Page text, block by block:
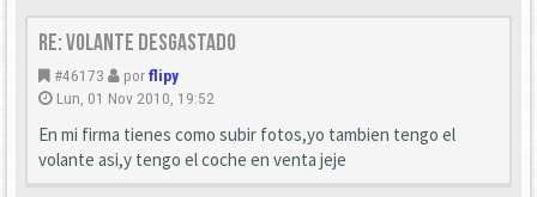
Re: Volante desgastado
#46173 porflipy
Lun, 01 Nov 2010, 19:52
En mi firma tienes como subir fotos,yo tambien tengo el
volante asi,y tengo el coche en venta jeje